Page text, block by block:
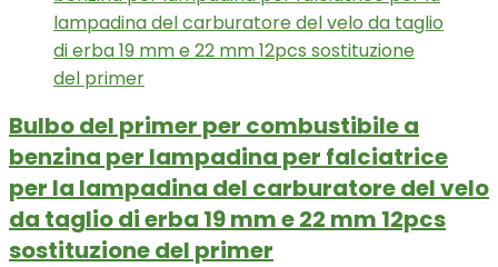
Bulbo del primer per combustibile a
benzina per lampadina per falciatrice
per la lampadina del carburatore del velo
da taglio di erba 19 mm e 22 mm 12pcs
sostituzione del primer